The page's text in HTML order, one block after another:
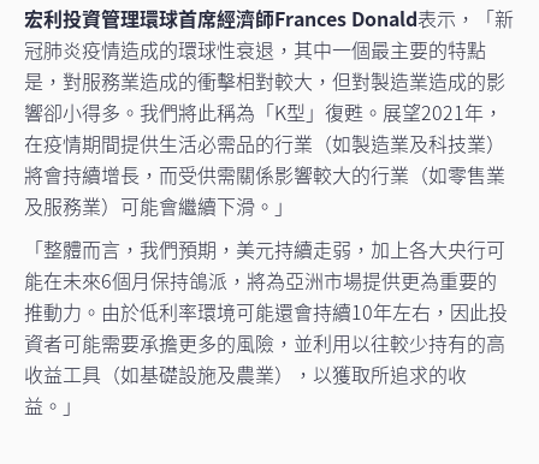
宏利投資管理環球首席經濟師Frances Donald表示，「新
冠肺炎疫情造成的環球性衰退，其中一個最主要的特點
是，對服務業造成的衝擊相對較大，但對製造業造成的影
響卻小得多。我們將此稱為「K型」復甦。展望2021年，
在疫情期間提供生活必需品的行業（如製造業及科技業）
將會持續增長，而受供需關係影響較大的行業（如零售業
及服務業）可能會繼續下滑。」
「整體而言，我們預期，美元持續走弱，加上各大央行可
能在未來6個月保持鴿派，將為亞洲市場提供更為重要的
推動力。由於低利率環境可能還會持續10年左右，因此投
資者可能需要承擔更多的風險，並利用以往較少持有的高
收益工具（如基礎設施及農業），以獲取所追求的收
益。」